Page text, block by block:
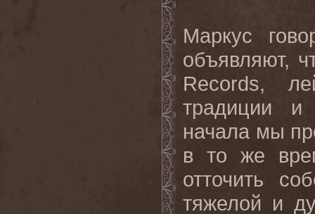
Маркус
объявляют,
Records,
традиции
начала мы
в то же
отточить
тяжелой и